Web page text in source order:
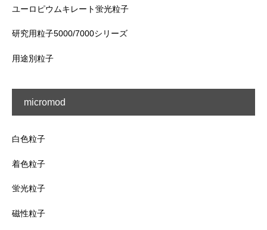
ユーロピウムキレート蛍光粒子
研究用粒子5000/7000シリーズ
用途別粒子
micromod
白色粒子
着色粒子
蛍光粒子
磁性粒子